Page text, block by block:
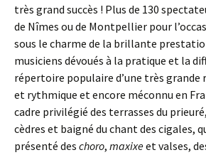
très grand succès ! Plus de 130
de Nîmes ou de Montpellier pour
sous le charme de la brillante
musiciens dévoués à la pratique et la
répertoire populaire d’une très grande
et rythmique et encore méconnu en
cadre privilégié des terrasses du
cèdres et baigné du chant des cigales,
présenté des choro, maxixeet valses,